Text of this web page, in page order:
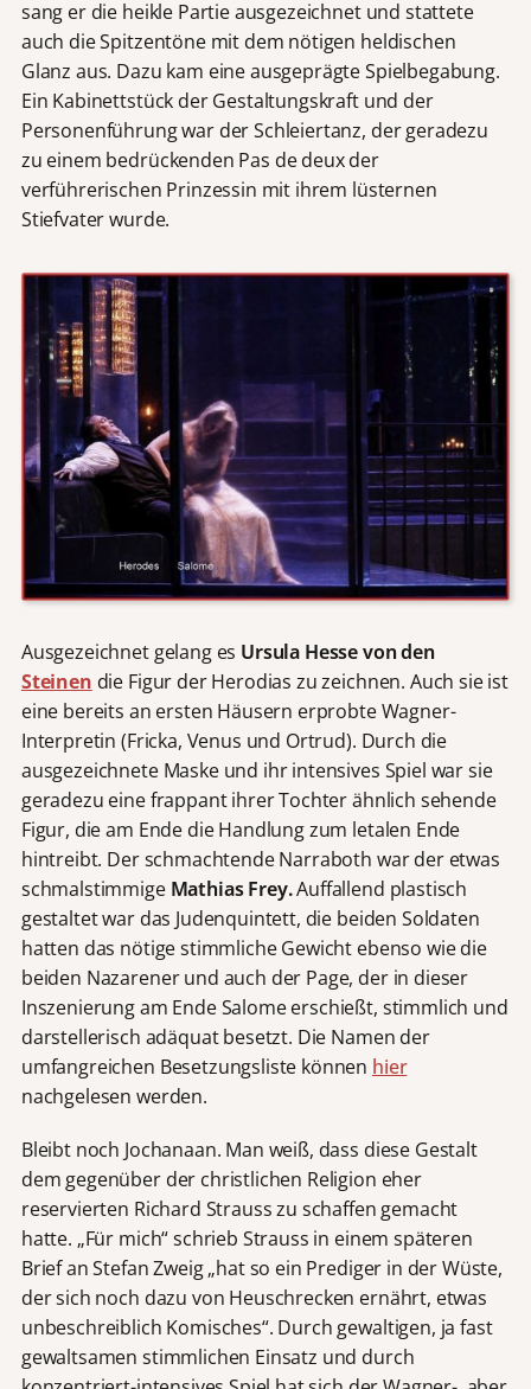
sang er die heikle Partie ausgezeichnet und stattete
auch die Spitzentöne mit dem nötigen heldischen
Glanz aus. Dazu kam eine ausgeprägte Spielbegabung.
Ein Kabinettstück der Gestaltungskraft und der
Personenführung war der Schleiertanz, der geradezu
zu einem bedrückenden Pas de deux der
verführerischen Prinzessin mit ihrem lüsternen
Stiefvater wurde.
Ausgezeichnet gelang es Ursula Hesse von den
Steinen die Figur der Herodias zu zeichnen. Auch sie ist
eine bereits an ersten Häusern erprobte Wagner-
Interpretin (Fricka, Venus und Ortrud). Durch die
ausgezeichnete Maske und ihr intensives Spiel war sie
geradezu eine frappant ihrer Tochter ähnlich sehende
Figur, die am Ende die Handlung zum letalen Ende
hintreibt. Der schmachtende Narraboth war der etwas
schmalstimmige Mathias Frey.Auffallend plastisch
gestaltet war das Judenquintett, die beiden Soldaten
hatten das nötige stimmliche Gewicht ebenso wie die
beiden Nazarener und auch der Page, der in dieser
Inszenierung am Ende Salome erschießt, stimmlich und
darstellerisch adäquat besetzt. Die Namen der
umfangreichen Besetzungsliste können hier
nachgelesen werden.
Bleibt noch Jochanaan. Man weiß, dass diese Gestalt
dem gegenüber der christlichen Religion eher
reservierten Richard Strauss zu schaffen gemacht
hatte. „Für mich“ schrieb Strauss in einem späteren
Brief an Stefan Zweig „hat so ein Prediger in der Wüste,
der sich noch dazu von Heuschrecken ernährt, etwas
unbeschreiblich Komisches“. Durch gewaltigen, ja fast
gewaltsamen stimmlichen Einsatz und durch